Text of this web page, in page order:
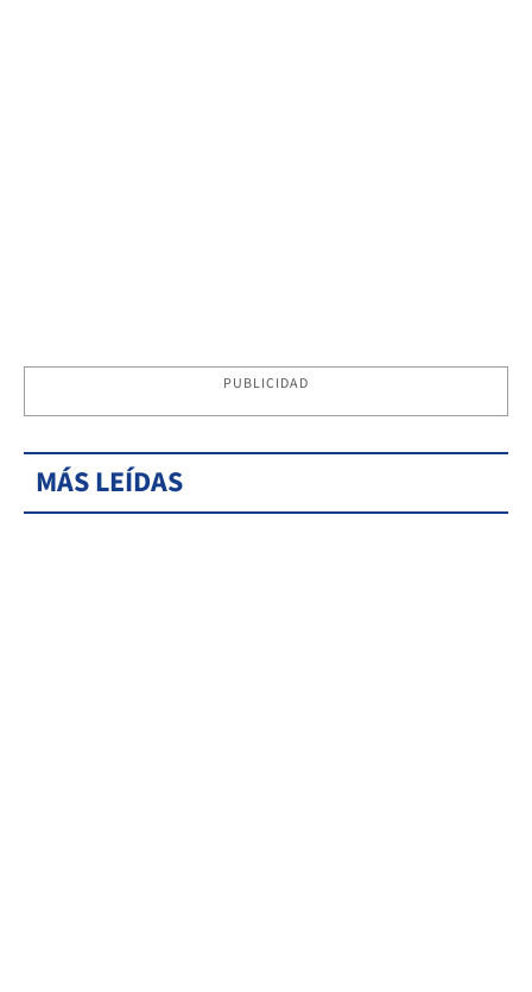
PUBLICIDAD
MÁS LEÍDAS